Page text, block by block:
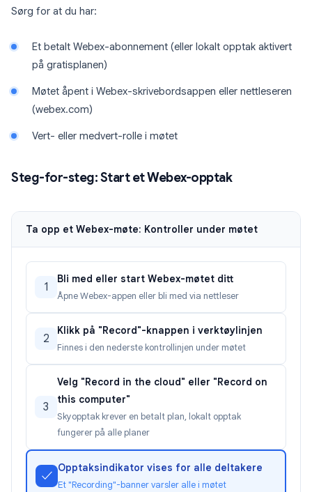
Sørg for at du har:
Et betalt Webex-abonnement (eller lokalt opptak aktivert
på gratisplanen)
Møtet åpent i Webex-skrivebordsappen eller nettleseren
(webex.com)
Vert- eller medvert-rolle i møtet
Steg-for-steg: Start et Webex-opptak
Ta opp et Webex-møte: Kontroller under møtet
1
Bli med eller start Webex-møtet ditt
Åpne Webex-appen eller bli med via nettleser
2
Klikk på "Record"-knappen i verktøylinjen
Finnes i den nederste kontrollinjen under møtet
3
Velg "Record in the cloud" eller "Record on
this computer"
Skyopptak krever en betalt plan, lokalt opptak
fungerer på alle planer
✓
Opptaksindikator vises for alle deltakere
Et "Recording"-banner varsler alle i møtet